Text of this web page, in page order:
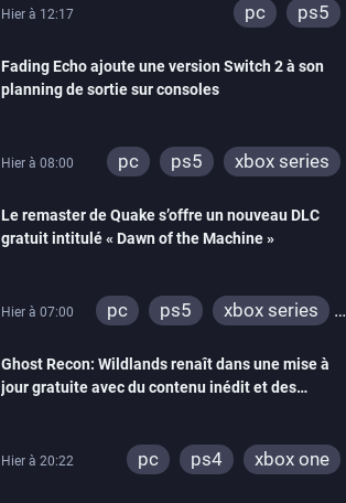
Hier à 12:17 pc ps5
Fading Echo ajoute une version Switch 2 à son
planning de sortie sur consoles
Hier à 08:00 pc ps5 xbox series
Le remaster de Quake s’offre un nouveau DLC
gratuit intitulé « Dawn of the Machine »
Hier à 07:00 pc ps5
xbox series
xbox one
nintendo 64
Ghost Recon: Wildlands renaît dans une mise à
jour gratuite avec du contenu inédit et des
Hier à 20:22 pc ps4 xbox one